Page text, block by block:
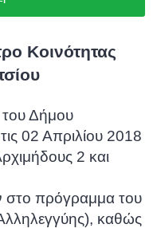
Κοινότητας
Δήμου
02 Απριλίου 2018
2 και
στο πρόγραμμα του
καθώς